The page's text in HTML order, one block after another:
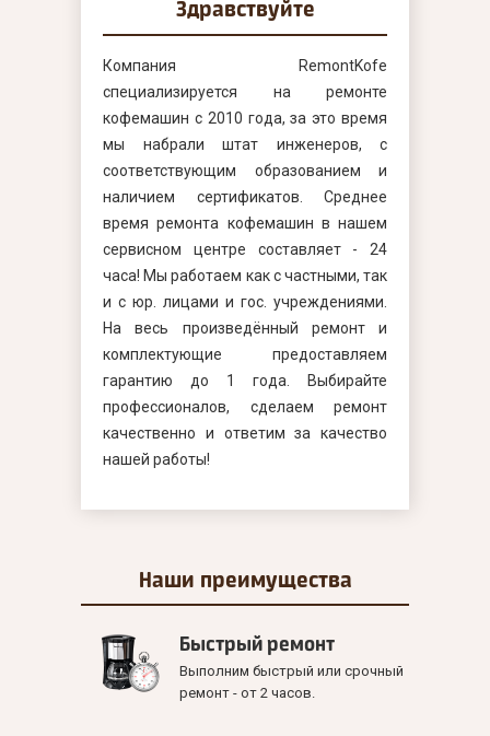
Здравствуйте
Компания RemontKofe
специализируется на ремонте
кофемашин с 2010 года, за это время
мы набрали штат инженеров, с
соответствующим образованием и
наличием сертификатов. Среднее
время ремонта кофемашин в нашем
сервисном центре составляет - 24
часа! Мы работаем как с частными, так
и с юр. лицами и гос. учреждениями.
На весь произведённый ремонт и
комплектующие предоставляем
гарантию до 1 года. Выбирайте
профессионалов, сделаем ремонт
качественно и ответим за качество
нашей работы!
Наши преимущества
Быстрый ремонт
Выполним быстрый или срочный
ремонт - от 2 часов.